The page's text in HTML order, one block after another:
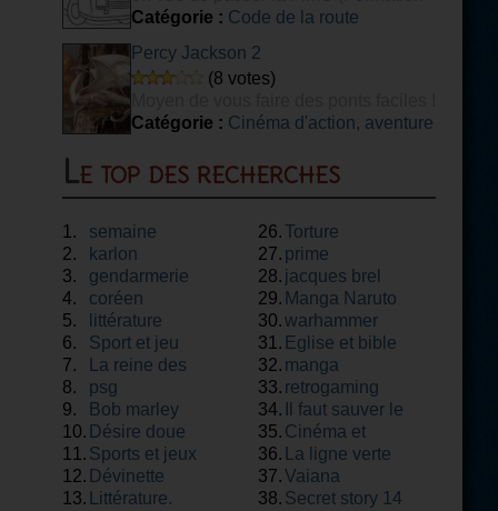
Initiale Minimale Obligatoire) voyageurs.
Catégorie : Code de la route
Percy Jackson 2
(8 votes)
Catégorie : Cinéma d'action, aventure
Le top des recherches
1.
semaine
2.
karlon
3.
gendarmerie
4.
coréen
5.
littérature
6.
Sport et jeu
7.
La reine des
neiges
8.
psg
9.
Bob marley
10. Désire doue
11. Sports et jeux
12. Dévinette
13.
Littérature.
26.Torture
27. prime
28. jacques brel
29. Manga Naruto
30.warhammer
31. Eglise et bible
32. manga
33. retrogaming
34.
Il faut sauver le
soldat rayan
35. Cinéma et
théâtre
36.
La ligne verte
37.Vaiana
38. Secret story 14